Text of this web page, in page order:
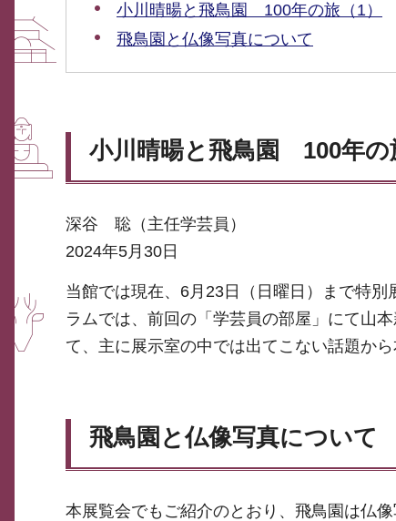
小川晴暘と飛鳥園 100年の旅（1）
飛鳥園と仏像写真について
小川晴暘と飛鳥園 100年の
深谷 聡（主任学芸員）
2024年5月30日
当館では現在、6月23日（日曜日）まで特
ラムでは、前回の「学芸員の部屋」にて山
て、主に展示室の中では出てこない話題か
飛鳥園と仏像写真について
本展覧会でもご紹介のとおり、飛鳥園は仏